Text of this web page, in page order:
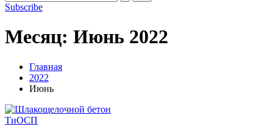
Subscribe
Месяц: Июнь 2022
Главная
2022
Июнь
Опубликовано
ТиОСП